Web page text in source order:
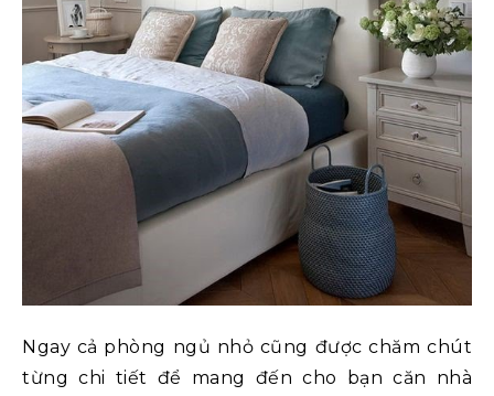
Ngay cả phòng ngủ nhỏ cũng được chăm chút
từng chi tiết để mang đến cho bạn căn nhà